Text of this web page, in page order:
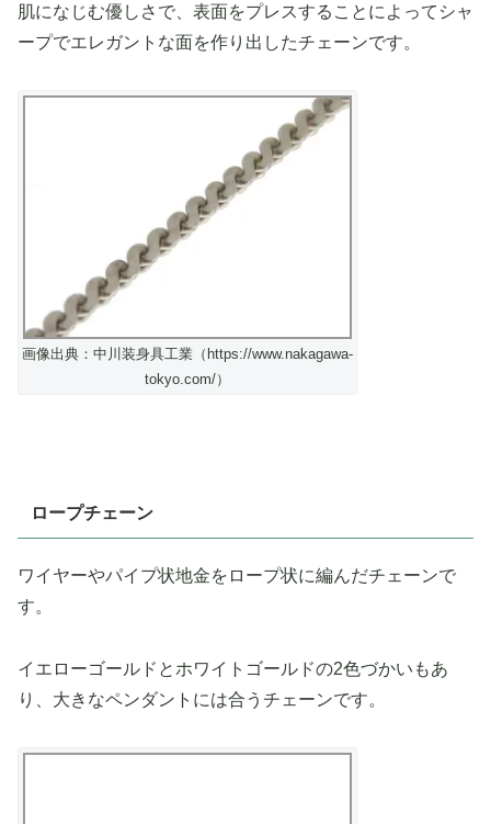
肌になじむ優しさで、表面をプレスすることによってシャ
ープでエレガントな面を作り出したチェーンです。
画像出典：中川装身具工業（https://www.nakagawa-
tokyo.com/）
ロープチェーン
ワイヤーやパイプ状地金をロープ状に編んだチェーンで
す。
イエローゴールドとホワイトゴールドの2色づかいもあ
り、大きなペンダントには合うチェーンです。